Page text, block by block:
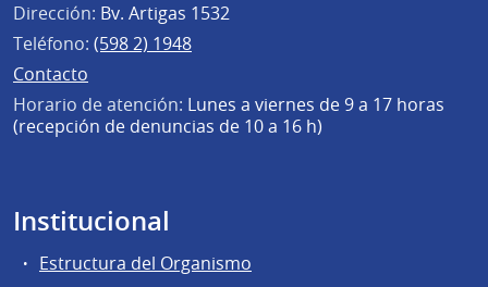
Dirección: Bv. Artigas 1532
Teléfono: (598 2) 1948
Contacto
Horario de atención: Lunes a viernes de 9 a 17 horas
(recepción de denuncias de 10 a 16 h)
Institucional
Estructura del Organismo